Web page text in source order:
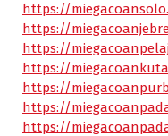
https://
https://
https://
https://
https://
https://
https://